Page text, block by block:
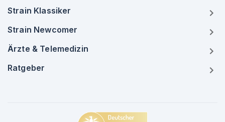
Strain Klassiker
Strain Newcomer
Ärzte & Telemedizin
Ratgeber